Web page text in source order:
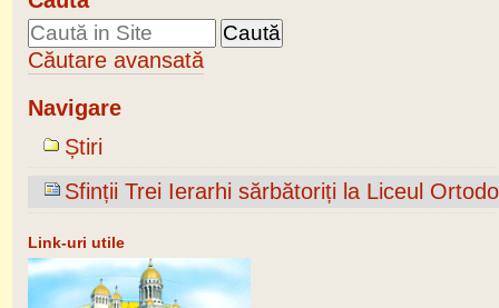
Căutare avansată
Navigare
Știri
Sfinții Trei Ierarhi sărbătoriți la Liceul
Link-uri utile